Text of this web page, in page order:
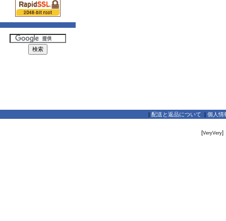
| 配送と返品について | 個人情
[VeryVery]